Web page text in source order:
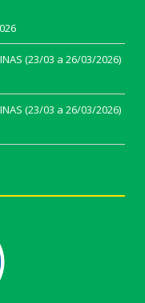
(23/03 a 26/03/2026)
(23/03 a 26/03/2026)